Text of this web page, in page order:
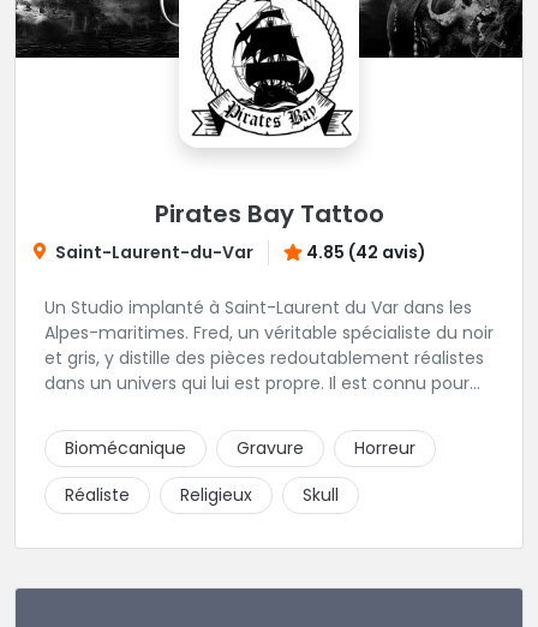
Pirates Bay Tattoo
Saint-Laurent-du-Var 4.85 (42 avis)
Un Studio implanté à Saint-Laurent du Var dans les
Alpes-maritimes. Fred, un véritable spécialiste du noir
et gris, y distille des pièces redoutablement réalistes
dans un univers qui lui est propre. Il est connu pour
minutie rarement égalée.
Biomécanique Gravure
Horreur
Réaliste
Religieux Skull